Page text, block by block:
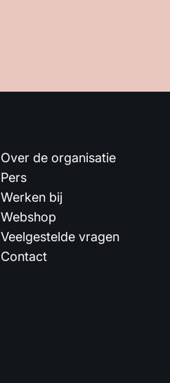
Over de organisatie
Pers
Werken bij
Webshop
Veelgestelde vragen
Contact